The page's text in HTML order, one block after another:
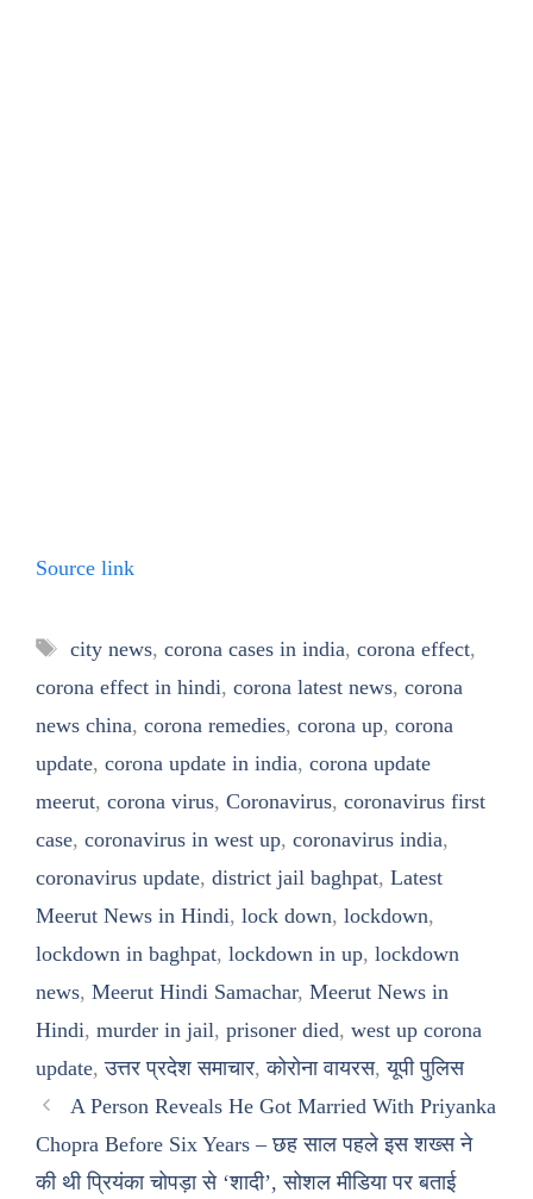
Source link
Tags
city news, corona cases in india, corona effect,
corona effect in hindi, corona latest news, corona
news china, corona remedies, corona up, corona
update, corona update in india, corona update
meerut, corona virus, Coronavirus, coronavirus first
case, coronavirus in west up, coronavirus india,
coronavirus update, district jail baghpat, Latest
Meerut News in Hindi, lock down, lockdown,
lockdown in baghpat, lockdown in up, lockdown
news, Meerut Hindi Samachar, Meerut News in
Hindi, murder in jail, prisoner died, west up corona
update,उत्तर प्रदेश समाचार,कोरोना वायरस,यूपी पुलिस
A Person Reveals He Got Married With Priyanka
Chopra Before Six Years – छह साल पहले इस शख्स ने
की थी प्रियंका चोपड़ा से ‘शादी’, सोशल मीडिया पर बताई